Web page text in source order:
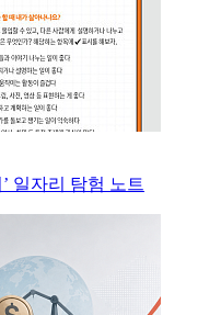
일자리 탐험 노트